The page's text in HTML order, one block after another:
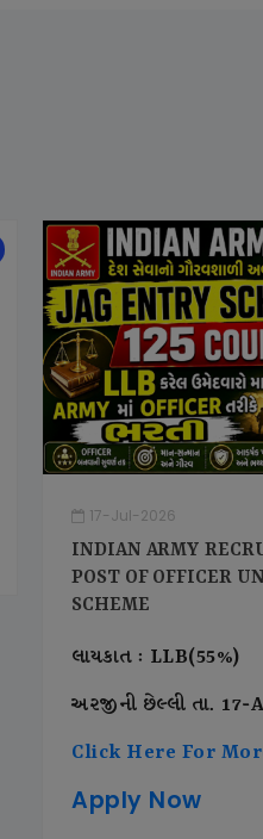
17-Jul-2026
INDIAN ARMY
POST OF OFFICER
SCHEME
લાયકાત : LLB(55%)
અરજીની છેલ્લી તા. 17-
Click Here For
Apply Now